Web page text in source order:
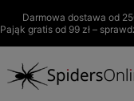
Darmowa dostawa od
Pająk gratis od 99 zł –